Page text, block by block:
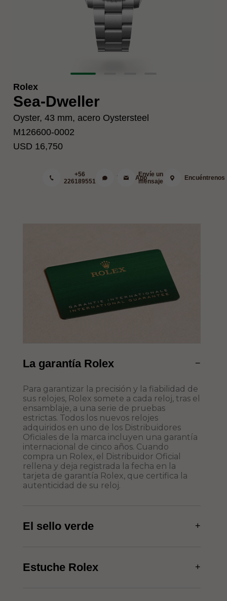
Rolex
Sea-Dweller
Oyster, 43 mm, acero Oystersteel
M126600-0002
USD 16,750
+56
226189551
WhatsAppEnvíe un
mensaje
Encuéntrenos
La garantía Rolex −
Para garantizar la precisión y la fiabilidad de
sus relojes, Rolex somete a cada reloj, tras el
ensamblaje, a una serie de pruebas
estrictas. Todos los nuevos relojes
adquiridos en uno de los Distribuidores
Oficiales de la marca incluyen una garantía
internacional de cinco años. Cuando
compra un Rolex, el Distribuidor Oficial
rellena y deja registrada la fecha en la
tarjeta de garantía Rolex, que certifica la
autenticidad de su reloj.
El sello verde +
Estuche Rolex +